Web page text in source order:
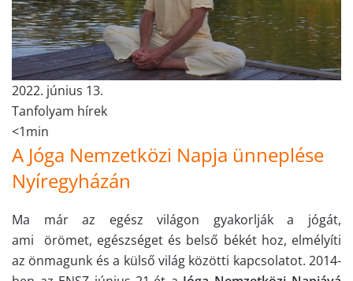
2022. június 13.
Tanfolyam hírek
<1min
A Jóga Nemzetközi Napja ünneplése
Nyíregyházán
Ma már az egész világon gyakorlják a jógát,
ami örömet, egészséget és belső békét hoz, elmélyíti
az önmagunk és a külső világ közötti kapcsolatot. 2014-